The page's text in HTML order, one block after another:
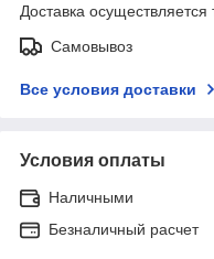
Доставка осуществляется
Самовывоз
Все условия доставки
Условия оплаты
Наличными
Безналичный расчет